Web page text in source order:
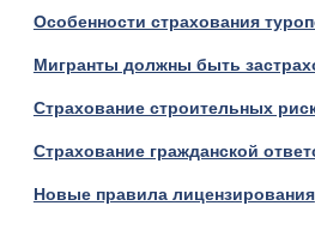
Особенности страхования
Мигранты должны быть
Страхование строительных
Страхование гражданской
Новые правила лицензирования